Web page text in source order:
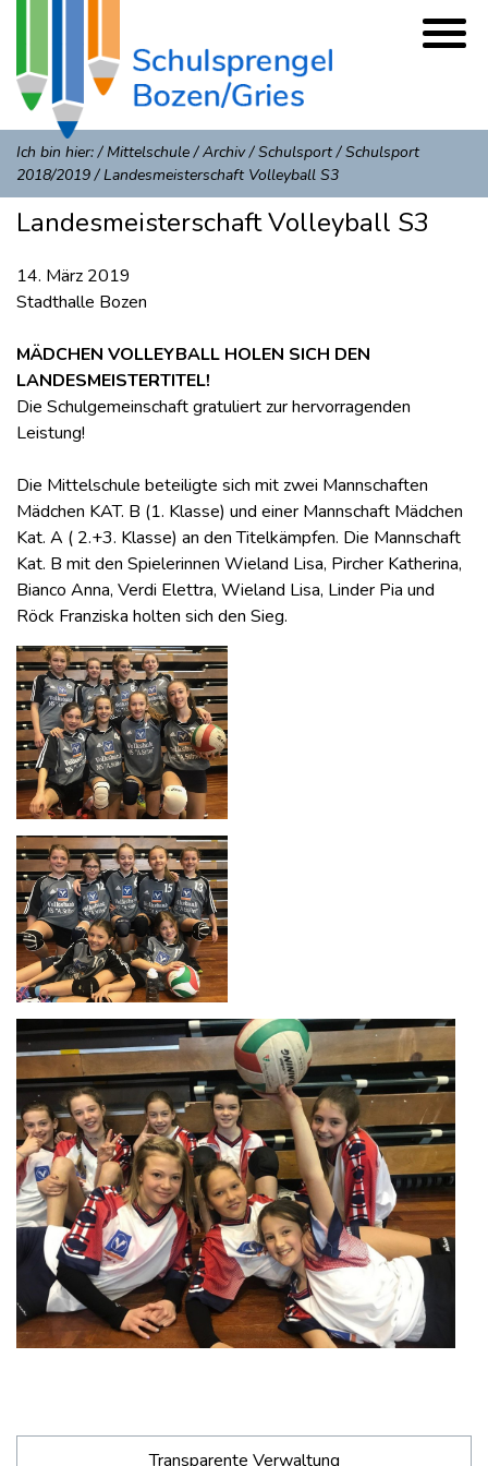
Ich bin hier:/Mittelschule/Archiv/Schulsport/Schulsport
2018/2019/Landesmeisterschaft Volleyball S3
Landesmeisterschaft Volleyball S3
14. März 2019
Stadthalle Bozen
MÄDCHEN VOLLEYBALL HOLEN SICH DEN
LANDESMEISTERTITEL!
Die Schulgemeinschaft gratuliert zur hervorragenden
Leistung!
Die Mittelschule beteiligte sich mit zwei Mannschaften
Mädchen KAT. B (1. Klasse) und einer Mannschaft Mädchen
Kat. A ( 2.+3. Klasse) an den Titelkämpfen. Die Mannschaft
Kat. B mit den Spielerinnen Wieland Lisa, Pircher Katherina,
Bianco Anna, Verdi Elettra, Wieland Lisa, Linder Pia und
Röck Franziska holten sich den Sieg.
Transparente Verwaltung